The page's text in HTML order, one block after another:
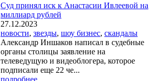
Суд принял иск к Анастасии Ивлеевой на
миллиард рублей
27.12.2023
новости, звезды, шоу бизнес, скандалы
Александр Иншаков написал в судебные
органы столицы заявление на
телеведущую и видеоблогера, которое
подписали еще 22 че...
подробнее